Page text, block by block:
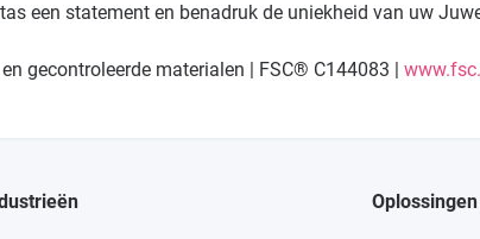
een statement en benadruk de uniekheid van uw
gecontroleerde materialen | FSC® C144083 |